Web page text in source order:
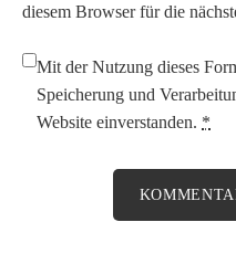
diesem Browser für die
Mit der Nutzung dieses
Speicherung und
Website einverstanden. *